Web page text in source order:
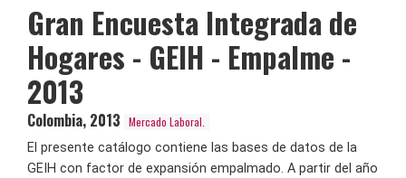
Gran Encuesta Integrada de
Hogares - GEIH - Empalme -
2013
Colombia, 2013 Mercado Laboral.
El presente catálogo contiene las bases de datos de la
GEIH con factor de expansión empalmado. A partir del año